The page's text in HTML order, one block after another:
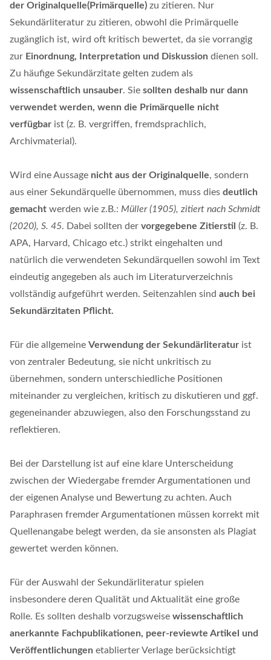
der Originalquelle(Primärquelle) zu zitieren. Nur
Sekundärliteratur zu zitieren, obwohl die Primärquelle
zugänglich ist, wird oft kritisch bewertet, da sie vorrangig
zur Einordnung, Interpretation und Diskussion dienen soll.
Zu häufige Sekundärzitate gelten zudem als
wissenschaftlich unsauber. Sie sollten deshalb nur dann
verwendet werden, wenn die Primärquelle nicht
verfügbar ist (z. B. vergriffen, fremdsprachlich,
Archivmaterial).
Wird eine Aussage nicht aus der Originalquelle, sondern
aus einer Sekundärquelle übernommen, muss dies deutlich
gemacht werden wie z.B.: Müller (1905), zitiert nach Schmidt
(2020), S. 45. Dabei sollten der vorgegebene Zitierstil (z. B.
APA, Harvard, Chicago etc.) strikt eingehalten und
natürlich die verwendeten Sekundärquellen sowohl im Text
eindeutig angegeben als auch im Literaturverzeichnis
vollständig aufgeführt werden. Seitenzahlen sind auch bei
Sekundärzitaten Pflicht.
Für die allgemeine Verwendung der Sekundärliteratur ist
von zentraler Bedeutung, sie nicht unkritisch zu
übernehmen, sondern unterschiedliche Positionen
miteinander zu vergleichen, kritisch zu diskutieren und ggf.
gegeneinander abzuwiegen, also den Forschungsstand zu
reflektieren.
Bei der Darstellung ist auf eine klare Unterscheidung
zwischen der Wiedergabe fremder Argumentationen und
der eigenen Analyse und Bewertung zu achten. Auch
Paraphrasen fremder Argumentationen müssen korrekt mit
Quellenangabe belegt werden, da sie ansonsten als Plagiat
gewertet werden können.
Für der Auswahl der Sekundärliteratur spielen
insbesondere deren Qualität und Aktualität eine große
Rolle. Es sollten deshalb vorzugsweise wissenschaftlich
anerkannte Fachpublikationen, peer-reviewte Artikel und
Veröffentlichungen etablierter Verlage berücksichtigt